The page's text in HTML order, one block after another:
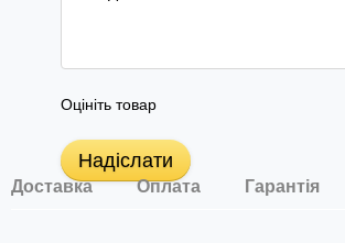
Оцініть товар
Надіслати
Доставка Оплата Гарантія